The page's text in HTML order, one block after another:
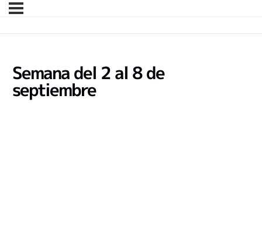
Semana del 2 al 8 de
septiembre